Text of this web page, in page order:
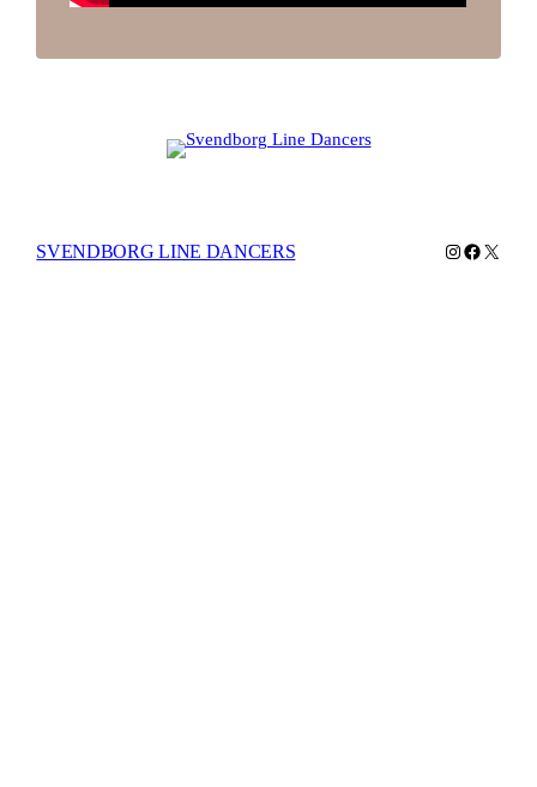
SVENDBORG LINE DANCERS Instagram
Facebook
X